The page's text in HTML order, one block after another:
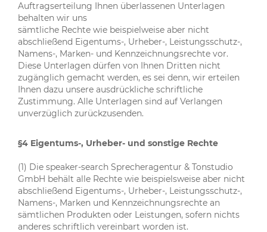
Auftragserteilung Ihnen überlassenen Unterlagen
behalten wir uns
sämtliche Rechte wie beispielweise aber nicht
abschließend Eigentums-, Urheber-, Leistungsschutz-,
Namens-, Marken- und Kennzeichnungsrechte vor.
Diese Unterlagen dürfen von Ihnen Dritten nicht
zugänglich gemacht werden, es sei denn, wir erteilen
Ihnen dazu unsere ausdrückliche schriftliche
Zustimmung. Alle Unterlagen sind auf Verlangen
unverzüglich zurückzusenden.
§4 Eigentums-, Urheber- und sonstige Rechte
(1) Die speaker-search Sprecheragentur & Tonstudio
GmbH behält alle Rechte wie beispielsweise aber nicht
abschließend Eigentums-, Urheber-, Leistungsschutz-,
Namens-, Marken und Kennzeichnungsrechte an
sämtlichen Produkten oder Leistungen, sofern nichts
anderes schriftlich vereinbart worden ist.